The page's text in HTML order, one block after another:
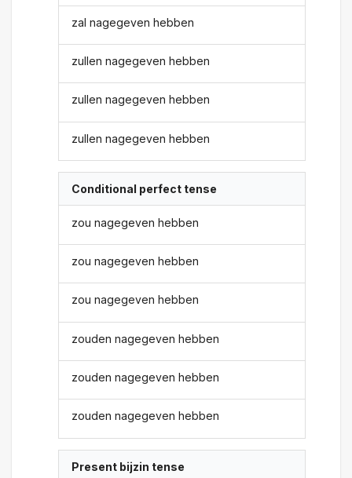
zal nagegeven hebben
zullen nagegeven hebben
zullen nagegeven hebben
zullen nagegeven hebben
Conditional perfect tense
zou nagegeven hebben
zou nagegeven hebben
zou nagegeven hebben
zouden nagegeven hebben
zouden nagegeven hebben
zouden nagegeven hebben
Present bijzin tense